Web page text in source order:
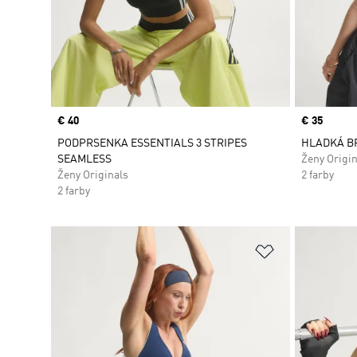
Price
€ 40
PODPRSENKA ESSENTIALS 3 STRIPES
SEAMLESS
Ženy Originals
2 farby
Price
€ 35
HLADKÁ
Ženy
2 farby
Pridať do